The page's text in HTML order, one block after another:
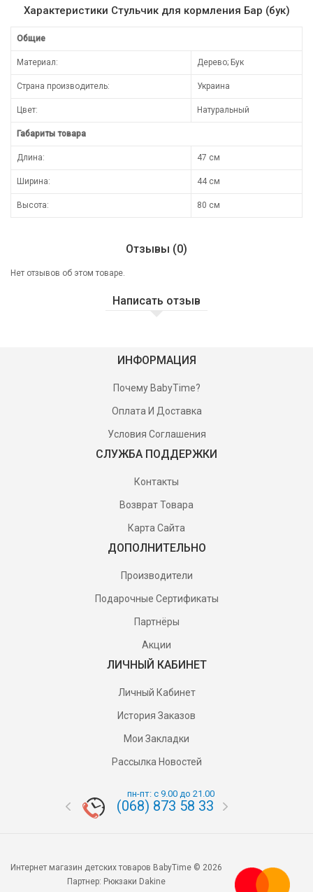
Характеристики Стульчик для кормления Бар (бук)
Общие
Материал: Дерево; Бук
Страна производитель: Украина
Цвет: Натуральный
Габариты товара
Длина: 47 см
Ширина: 44 см
Высота: 80 см
Отзывы (0)
Нет отзывов об этом товаре.
Написать отзыв
ИНФОРМАЦИЯ
Почему BabyTime?
Оплата И Доставка
Условия Соглашения
СЛУЖБА ПОДДЕРЖКИ
Контакты
Возврат Товара
Карта Сайта
ДОПОЛНИТЕЛЬНО
Производители
Подарочные Сертификаты
Партнёры
Акции
ЛИЧНЫЙ КАБИНЕТ
Личный Кабинет
История Заказов
Мои Закладки
Рассылка Новостей
пн-пт: с 9.00 до 21.00
(068) 873 58 33
Интернет магазин детских товаров BabyTime © 2026
Партнер: Рюкзаки Dakine